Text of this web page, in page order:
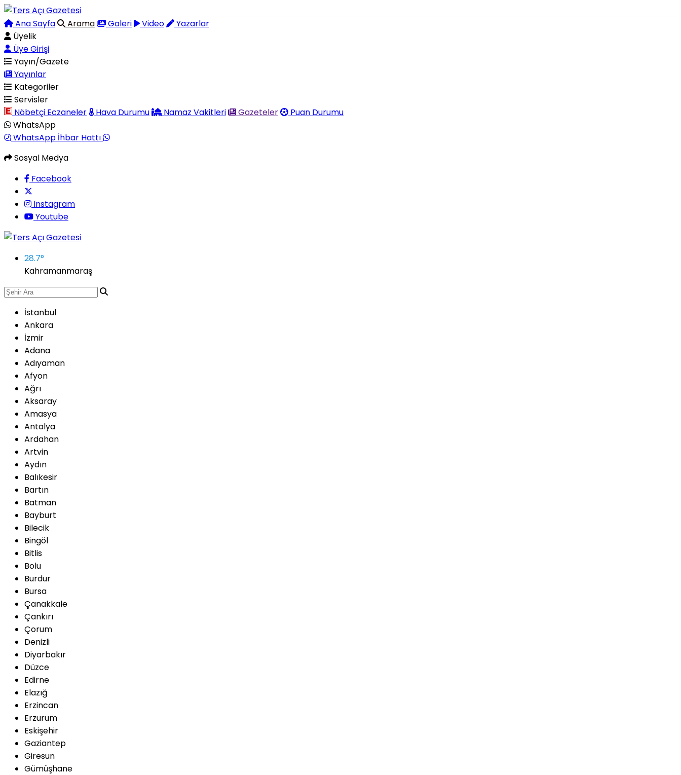
Ana Sayfa Arama Galeri Video
Yazarlar
Üyelik
Üye Girişi
Yayın/Gazete
Yayınlar
Kategoriler
Servisler
Nöbetçi Eczaneler
Hava Durumu Namaz Vakitleri Gazeteler
Puan Durumu
WhatsApp
WhatsApp İhbar Hattı
Sosyal Medya
Facebook
Instagram
Youtube
28.7°
Kahramanmaraş
İstanbul
Ankara
İzmir
Adana
Adıyaman
Afyon
Ağrı
Aksaray
Amasya
Antalya
Ardahan
Artvin
Aydın
Balıkesir
Bartın
Batman
Bayburt
Bilecik
Bingöl
Bitlis
Bolu
Burdur
Bursa
Çanakkale
Çankırı
Çorum
Denizli
Diyarbakır
Düzce
Edirne
Elazığ
Erzincan
Erzurum
Eskişehir
Gaziantep
Giresun
Gümüşhane